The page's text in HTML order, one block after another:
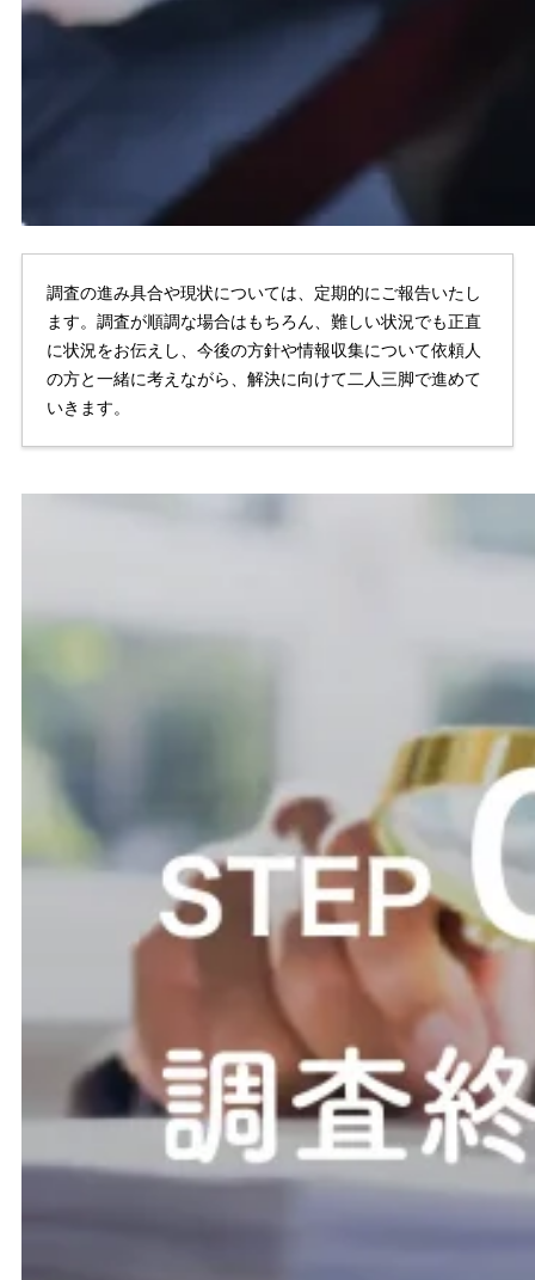
調査の進み具合や現状については、定期的にご報告いたし
ます。調査が順調な場合はもちろん、難しい状況でも正直
に状況をお伝えし、今後の方針や情報収集について依頼人
の方と一緒に考えながら、解決に向けて二人三脚で進めて
いきます。